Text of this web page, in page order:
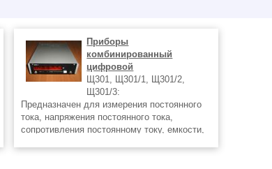
Приборы
комбинированный
цифровой
Щ301, Щ301/1, Щ301/2,
Щ301/3:
Предназначен для измерения постоянного
тока, напряжения постоянного тока,
сопротивления постоянному току, емкости,